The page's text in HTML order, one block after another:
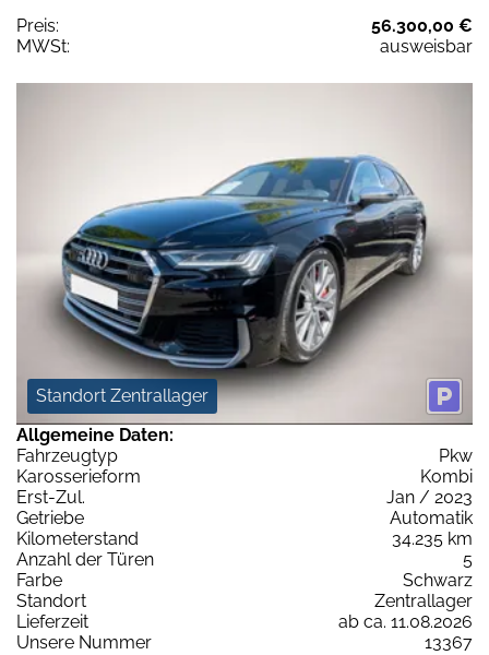
Preis:
56.300,00 €
MWSt:
ausweisbar
Standort Zentrallager
Allgemeine Daten:
Fahrzeugtyp
Pkw
Karosserieform
Kombi
Erst-Zul.
Jan / 2023
Getriebe
Automatik
Kilometerstand
34.235 km
Anzahl der Türen
5
Farbe
Schwarz
Standort
Zentrallager
Lieferzeit
ab ca. 11.08.2026
Unsere Nummer
13367